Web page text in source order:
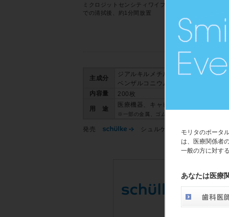
モリタのポータ
は、医療関係者
一般の方に対す
あなたは医療
ミクロジットセンシティワイプス
での清拭後、約1分間放置
※ト
主成分
ジアルキルメチル塩化アンモニウム
ベンザルコニウム
内容量
200枚
用 途
医療機器、キャビネット表面の除菌、
※一部の金属、ゴム、樹脂への使用では、影
発売 シュルケ・ジャパン合同会社
シュ
多く
して